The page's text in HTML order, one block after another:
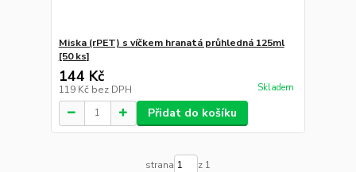
Miska (rPET) s víčkem hranatá průhledná 125ml
[50 ks]
144 Kč
119 Kč bez DPH Skladem
Přidat do košíku
strana z 1